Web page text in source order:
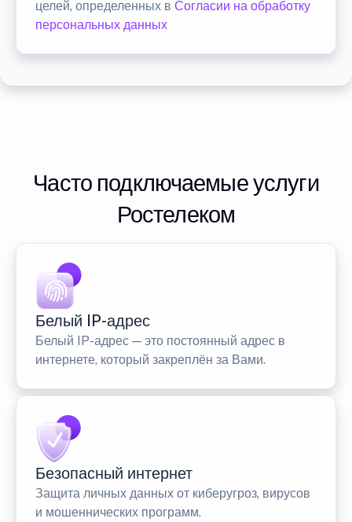
целей, определенных в Согласии на обработку
персональных данных
Часто подключаемые услуги
Ростелеком
Белый IP-адрес
Белый IP-адрес — это постоянный адрес в
интернете, который закреплён за Вами.
Безопасный интернет
Защита личных данных от киберугроз, вирусов
и мошеннических программ.